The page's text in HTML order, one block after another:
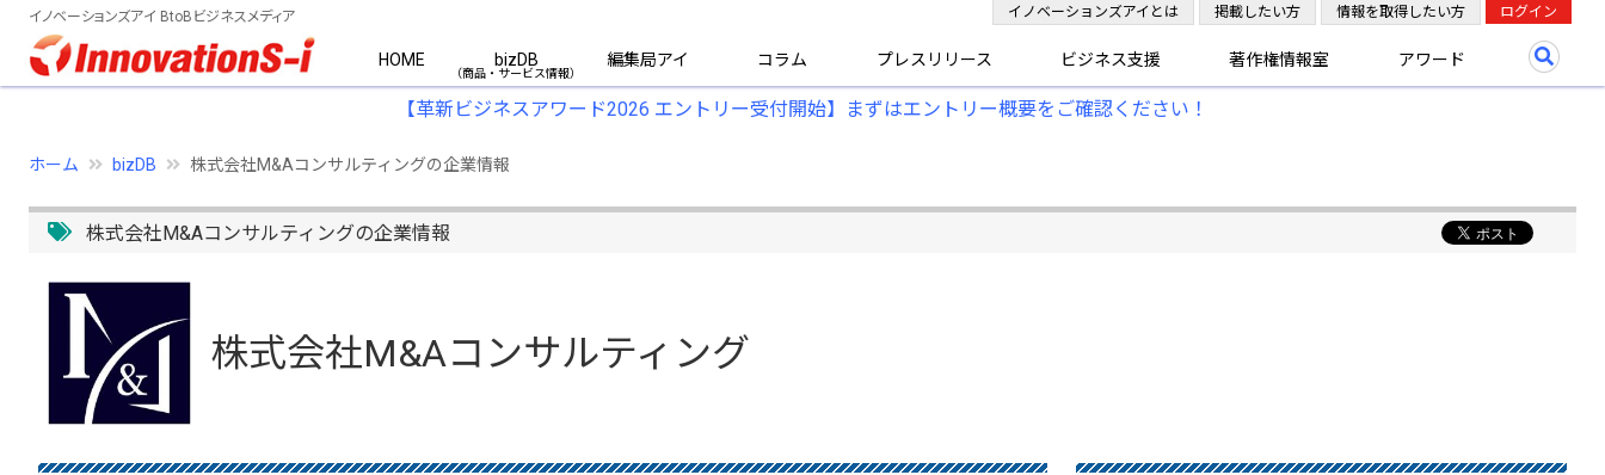
イノベーションズアイ BtoBビジネスメディア
HOME bizDB 編集局アイ コラム プレスリリース ビジネス支援 著作権情報室 アワード
イノベーションズアイとは 掲載したい方 情報を取得したい方 ログイン
【革新ビジネスアワード2026 エントリー受付開始】まずはエントリー概要をご確認ください！
ホーム bizDB 株式会社M&Aコンサルティングの企業情報
株式会社M&Aコンサルティングの企業情報
株式会社M&Aコンサルティング